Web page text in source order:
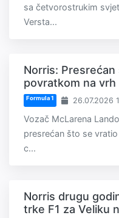
sa četvorostrukim
Versta...
Norris:
povratkom na vrh
Formula 1 26.07.2026
Vozač McLarena
presrećan što se
c...
Norris drugu
trke F1 za Veliku